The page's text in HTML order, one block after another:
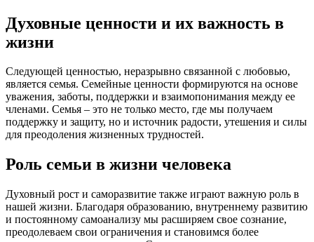
Духовные ценности и их важность в
жизни
Следующей ценностью, неразрывно связанной с любовью,
является семья. Семейные ценности формируются на основе
уважения, заботы, поддержки и взаимопонимания между ее
членами. Семья – это не только место, где мы получаем
поддержку и защиту, но и источник радости, утешения и силы
для преодоления жизненных трудностей.
Роль семьи в жизни человека
Духовный рост и саморазвитие также играют важную роль в
нашей жизни. Благодаря образованию, внутреннему развитию
и постоянному самоанализу мы расширяем свое сознание,
преодолеваем свои ограничения и становимся более